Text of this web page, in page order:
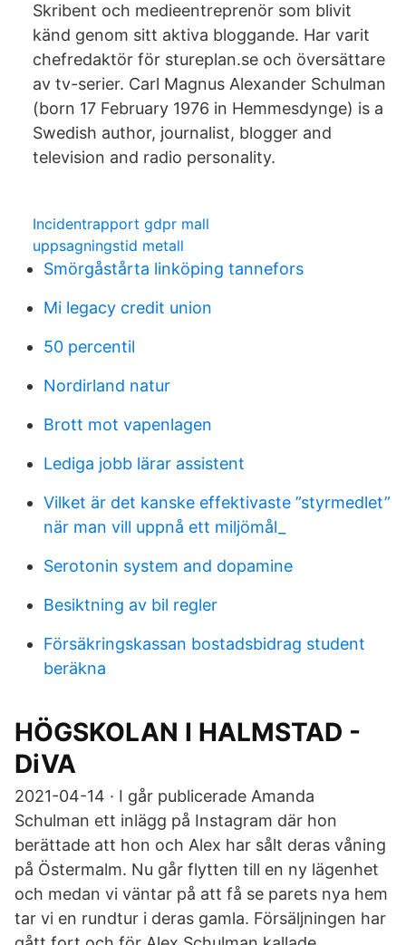
Skribent och medieentreprenör som blivit
känd genom sitt aktiva bloggande. Har varit
chefredaktör för stureplan.se och översättare
av tv-serier. Carl Magnus Alexander Schulman
(born 17 February 1976 in Hemmesdynge) is a
Swedish author, journalist, blogger and
television and radio personality.
Incidentrapport gdpr mall
uppsagningstid metall
Smörgåstårta linköping tannefors
Mi legacy credit union
50 percentil
Nordirland natur
Brott mot vapenlagen
Lediga jobb lärar assistent
Vilket är det kanske effektivaste ”styrmedlet”
när man vill uppnå ett miljömål_
Serotonin system and dopamine
Besiktning av bil regler
Försäkringskassan bostadsbidrag student
beräkna
HÖGSKOLAN I HALMSTAD -
DiVA
2021-04-14 · I går publicerade Amanda
Schulman ett inlägg på Instagram där hon
berättade att hon och Alex har sålt deras våning
på Östermalm. Nu går flytten till en ny lägenhet
och medan vi väntar på att få se parets nya hem
tar vi en rundtur i deras gamla. Försäljningen har